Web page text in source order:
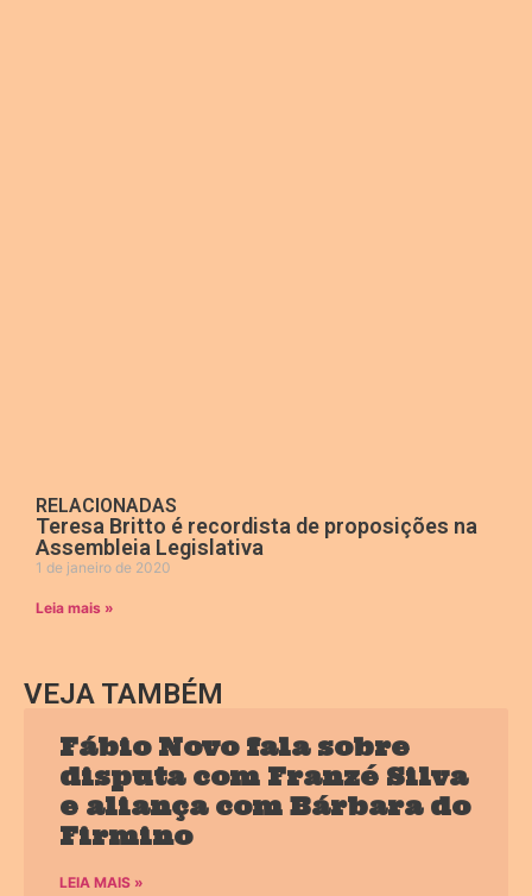
RELACIONADAS
Teresa Britto é recordista de proposições na
Assembleia Legislativa
1 de janeiro de 2020
Leia mais »
VEJA TAMBÉM
Fábio Novo fala sobre
disputa com Franzé Silva
e aliança com Bárbara do
Firmino
LEIA MAIS »